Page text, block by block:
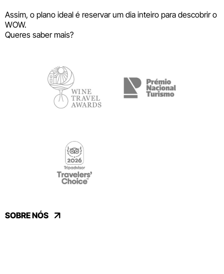
Assim, o plano ideal é reservar um dia inteiro para descobrir o
WOW.
Queres saber mais?
SOBRE NÓS